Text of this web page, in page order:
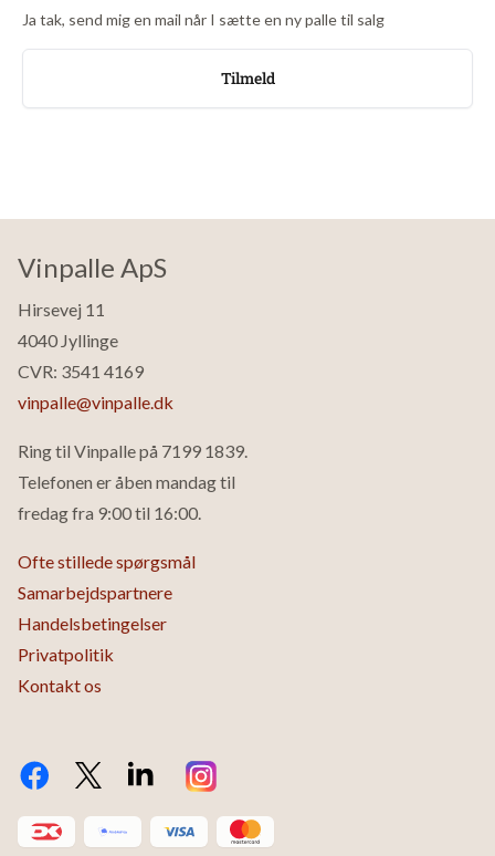
Ja tak, send mig en mail når I sætte en ny palle til salg
Tilmeld
Vinpalle ApS
Hirsevej 11
4040 Jyllinge
CVR: 3541 4169
vinpalle@vinpalle.dk
Ring til Vinpalle på 7199 1839
Telefonen er åben mandag til
fredag fra 9:00 til 16:00.
Ofte stillede spørgsmål
Samarbejdspartnere
Handelsbetingelser
Privatpolitik
Kontakt os
FacebookTwitter X.com
LinkedInInstagram